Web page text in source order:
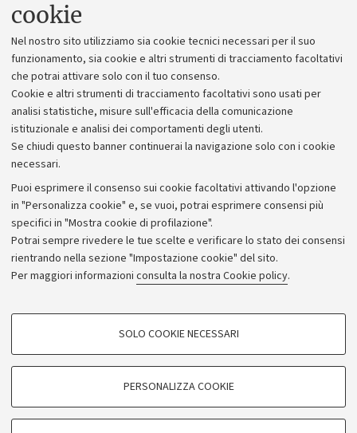
cookie
Nel nostro sito utilizziamo sia cookie tecnici necessari per il suo
funzionamento, sia cookie e altri strumenti di tracciamento facoltativi
che potrai attivare solo con il tuo consenso.
Cookie e altri strumenti di tracciamento facoltativi sono usati per
analisi statistiche, misure sull'efficacia della comunicazione
istituzionale e analisi dei comportamenti degli utenti.
Se chiudi questo banner continuerai la navigazione solo con i cookie
necessari.
Puoi esprimere il consenso sui cookie facoltativi attivando l'opzione
in "Personalizza cookie" e, se vuoi, potrai esprimere consensi più
specifici in "Mostra cookie di profilazione".
Potrai sempre rivedere le tue scelte e verificare lo stato dei consensi
rientrando nella sezione "Impostazione cookie" del sito.
Per maggiori informazioni consulta la nostra Cookie policy.
COOKIE DI PROFILAZIONE - FACOLTATIVI
SOLO COOKIE NECESSARI
PERSONALIZZA COOKIE
Alumni community
Piano strategico
Bilanci
Donazioni e 5x1000
Bandi, gare e concorsi
Albo online
Amministrazione trasparente
Atti di notifica
Informazioni sul sito e accessibilità
Dichiarazione di accessibilità
Privacy e note legali
Impostazioni Cookie
©Copyright 2026 - ALMA MATER STUDIORUM - Università di